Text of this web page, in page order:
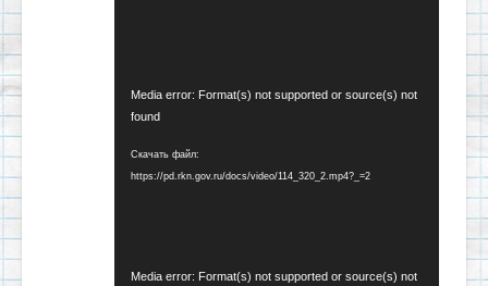
Видеоплеер
Media error: Format(s) not supported or source(s) not
found
Скачать файл:
https://pd.rkn.gov.ru/docs/video/114_320_2.mp4?_=2
Видеоплеер
Media error: Format(s) not supported or source(s) not